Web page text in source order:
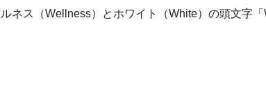
ネス（Wellness）とホワイト（White）の頭文字